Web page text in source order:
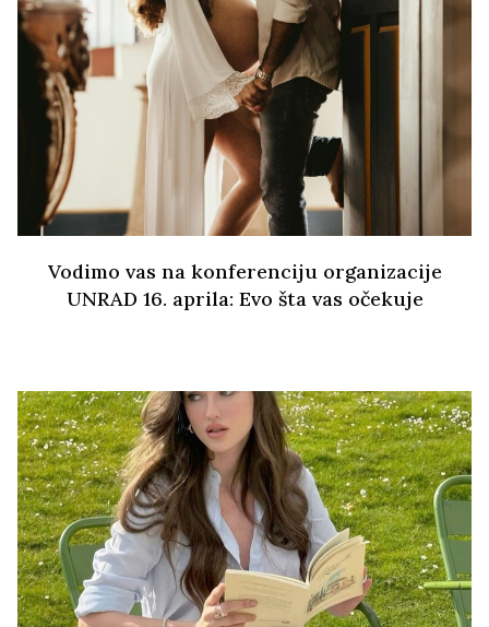
Vodimo vas na konferenciju organizacije
UNRAD 16. aprila: Evo šta vas očekuje